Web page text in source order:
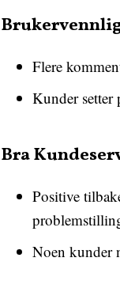
Flere
Kunder setter
Bra
Positive
Noen kunder